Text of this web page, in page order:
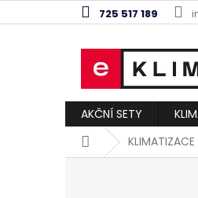
na
725 517 189
AKČNÍ SETY
Domů